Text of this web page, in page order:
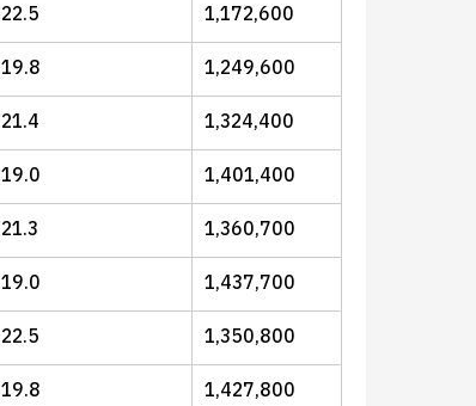
22.5
1,172,600
19.8
1,249,600
21.4
1,324,400
19.0
1,401,400
21.3
1,360,700
19.0
1,437,700
22.5
1,350,800
19.8
1,427,800